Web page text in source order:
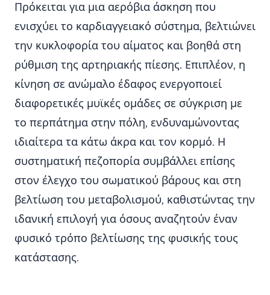
Πρόκειται για μια αερόβια άσκηση που
ενισχύει το καρδιαγγειακό σύστημα, βελτιώνει
την κυκλοφορία του αίματος και βοηθά στη
ρύθμιση της αρτηριακής πίεσης. Επιπλέον, η
κίνηση σε ανώμαλο έδαφος ενεργοποιεί
διαφορετικές μυϊκές ομάδες σε σύγκριση με
το περπάτημα στην πόλη, ενδυναμώνοντας
ιδιαίτερα τα κάτω άκρα και τον κορμό. Η
συστηματική πεζοπορία συμβάλλει επίσης
στον έλεγχο του σωματικού βάρους και στη
βελτίωση του μεταβολισμού, καθιστώντας την
ιδανική επιλογή για όσους αναζητούν έναν
φυσικό τρόπο βελτίωσης της φυσικής τους
κατάστασης.